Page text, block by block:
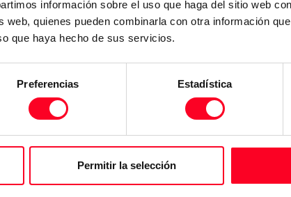
información sobre el uso que haga del sitio web
web, quienes pueden combinarla con otra información
que haya hecho de sus servicios.
Preferencias Estadística
Permitir la selección
de palettes